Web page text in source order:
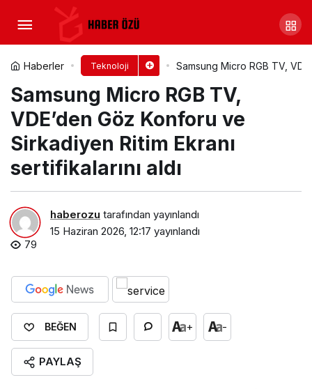
Haberler Teknoloji Samsung Micro RGB TV,
Samsung Micro RGB TV,
VDE’den Göz Konforu ve
Sirkadiyen Ritim Ekranı
sertifikalarını aldı
haberozu tarafından yayınlandı
15 Haziran 2026, 12:17 yayınlandı
79
BEĞEN + -
PAYLAŞ
Kaspersky: Teknoloji Destekli
İstismar Mağdurlarının Yaklaşık Yarısı
Faili Tanıyor
Yorum Yap